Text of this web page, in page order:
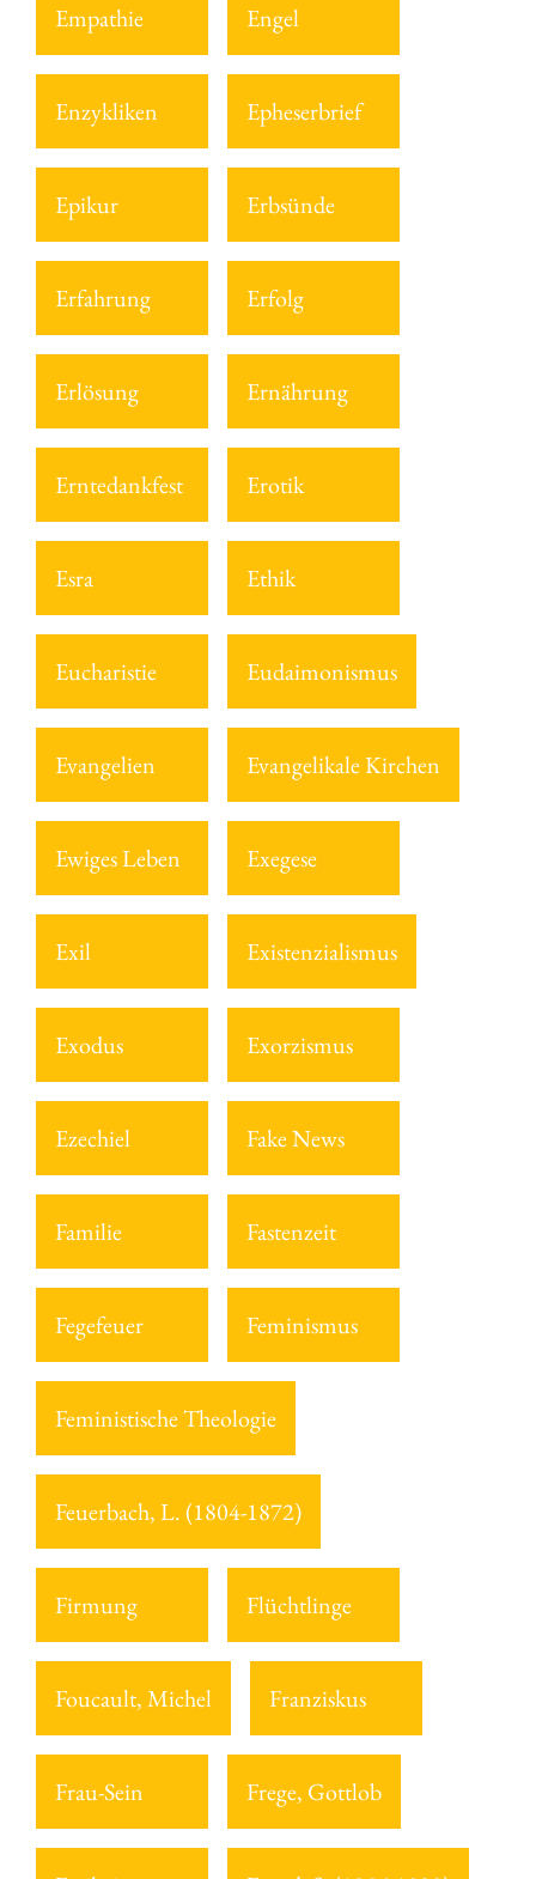
Empathie Engel
Enzykliken Epheserbrief
Epikur Erbsünde
Erfahrung Erfolg
Erlösung Ernährung
Erntedankfest Erotik
Esra Ethik
Eucharistie Eudaimonismus
Evangelien Evangelikale Kirchen
Ewiges Leben Exegese
Exil Existenzialismus
Exodus Exorzismus
Ezechiel Fake News
Familie Fastenzeit
Fegefeuer Feminismus
Feministische Theologie
Feuerbach, L. (1804-1872)
Firmung Flüchtlinge
Foucault, Michel Franziskus
Frau-Sein Frege, Gottlob